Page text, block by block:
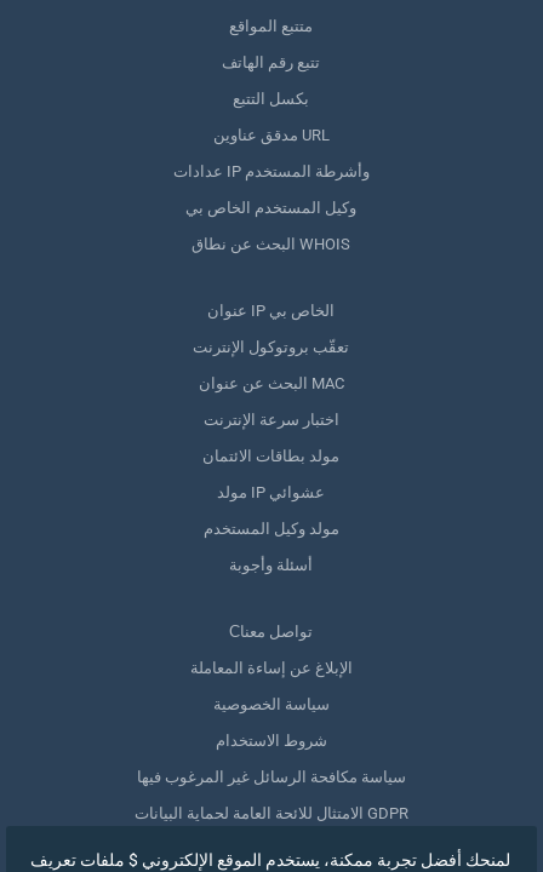
متتبع المواقع
تتبع رقم الهاتف
بكسل التتبع
مدقق عناوين URL
عدادات IP وأشرطة المستخدم
وكيل المستخدم الخاص بي
البحث عن نطاق WHOIS
عنوان IP الخاص بي
تعقّب بروتوكول الإنترنت
البحث عن عنوان MAC
اختبار سرعة الإنترنت
مولد بطاقات الائتمان
مولد IP عشوائي
مولد وكيل المستخدم
أسئلة وأجوبة
Сتواصل معنا
الإبلاغ عن إساءة المعاملة
سياسة الخصوصية
شروط الاستخدام
سياسة مكافحة الرسائل غير المرغوب فيها
الامتثال للائحة العامة لحماية البيانات GDPR
حذف بياناتي
لمنحك أفضل تجربة ممكنة، يستخدم الموقع الإلكتروني $ ملفات تعريف